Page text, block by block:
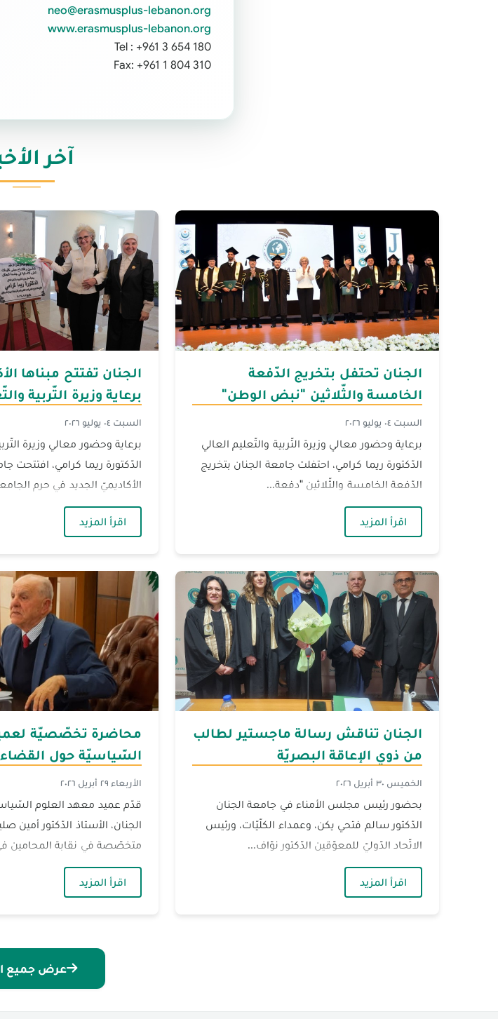
neo@erasmusplus-lebanon.org
www.erasmusplus-lebanon.org
Tel : +961 3 654 180
Fax: +961 1 804 310
آخر
الجنان تحتفل بتخريج الدّفعة
الخامسة والثّلاثين "نبض الوطن"
برعاية وزيرة التّربية والتّعليم العالي
السبت ٠٤ يوليو ٢٠٢٦
برعاية وحضور معالي وزيرة التّربية والتّعليم العالي
الدّكتورة ريما كرامي، احتفلت جامعة الجنان بتخريج
الدّفعة الخامسة والثّلاثين "دفعة...
اقرأ المزيد — الجنان تحتفل بتخريج الدّفعة الخامسة والثّلاثين "نبض الوطن" برعاية وزيرة
الجنان تفتتح مبناها
برعاية وزيرة التّربية
السبت ٠٤ يوليو ٢٠٢٦
برعاية وحضور معالي وزيرة
الدّكتورة ريما كرامي، افتتحت
الأكاديميّ الجديد في حرم
اقرأ المزيد — الجنان تفتتح
الجنان تناقش رسالة ماجستير لطالب
من ذوي الإعاقة البصريّة
الخميس ٣٠ أبريل ٢٠٢٦
بحضور رئيس مجلس الأمناء في جامعة الجنان
الدّكتور سالم فتحي يكن، وعمداء الكلّيّات، ورئيس
الاتّحاد الدّوليّ للمعوّقين الدّكتور نوّاف...
اقرأ المزيد — الجنان تناقش رسالة ماجستير لطالب من ذوي الإعاقة البصريّة
محاضرة تخصّصيّة
السّياسيّة حول القضاء
الأربعاء ٢٩ أبريل ٢٠٢٦
قدّم عميد معهد العلوم
الجنان، الأستاذ الدّكتور أمين
متخصّصة في نقابة المحامين
اقرأ المزيد — محاضرة
عرض جميع